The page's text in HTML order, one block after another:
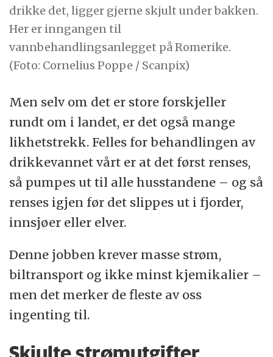
drikke det, ligger gjerne skjult under bakken.
Her er inngangen til
vannbehandlingsanlegget på Romerike.
(Foto: Cornelius Poppe / Scanpix)
Men selv om det er store forskjeller
rundt om i landet, er det også mange
likhetstrekk. Felles for behandlingen av
drikkevannet vårt er at det først renses,
så pumpes ut til alle husstandene – og så
renses igjen før det slippes ut i fjorder,
innsjøer eller elver.
Denne jobben krever masse strøm,
biltransport og ikke minst kjemikalier –
men det merker de fleste av oss
ingenting til.